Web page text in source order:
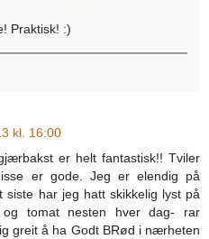
Praktisk! :)
kl. 16:00
er helt fantastisk!! Tviler
er gode. Jeg er elendig på
har jeg hatt skikkelig lyst på
og tomat nesten hver dag- rar
greit å ha Godt BRød i nærheten